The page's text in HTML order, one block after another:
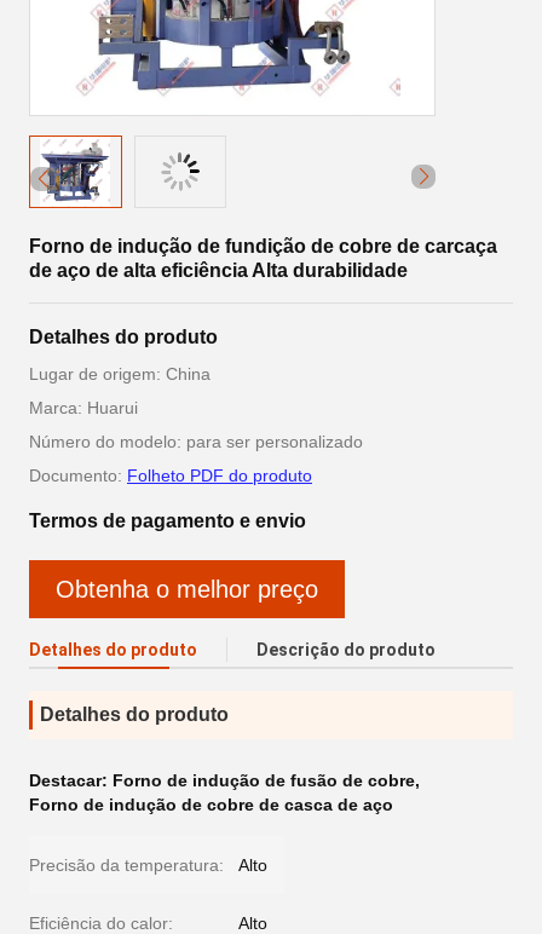
Forno de indução de fundição de cobre de carcaça
de aço de alta eficiência Alta durabilidade
Detalhes do produto
Lugar de origem: China
Marca: Huarui
Número do modelo: para ser personalizado
Documento: Folheto PDF do produto
Termos de pagamento e envio
Obtenha o melhor preço
Detalhes do produto Descrição do produto
Detalhes do produto
Destacar: Forno de indução de fusão de cobre,
Forno de indução de cobre de casca de aço
Precisão da temperatura: Alto
Eficiência do calor: Alto